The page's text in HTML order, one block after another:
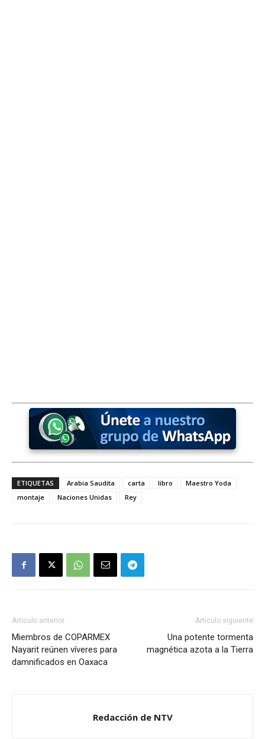
ETIQUETAS Arabia Saudita carta libro
Maestro Yoda
montaje
Naciones Unidas Rey
Artículo anterior
Miembros de COPARMEX
Nayarit reúnen víveres para
damnificados en Oaxaca
Artículo siguiente
Una potente tormenta
magnética azota a la Tierra
Redacción de NTV